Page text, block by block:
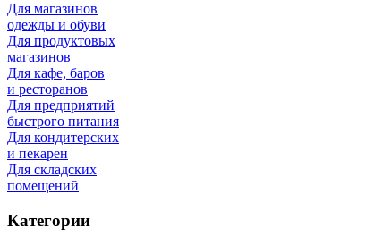
Для магазинов
одежды и обуви
Для продуктовых
магазинов
Для кафе, баров
и ресторанов
Для предприятий
быстрого питания
Для кондитерских
и пекарен
Для складских
помещений
Категории